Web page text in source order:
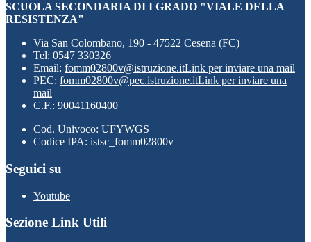
SCUOLA SECONDARIA DI I GRADO "VIALE DELLA
RESISTENZA"
Via San Colombano, 190 - 47522 Cesena (FC)
Tel: 0547 330326
Email: fomm02800v@istruzione.itLink per inviare una mail
PEC: fomm02800v@pec.istruzione.itLink per inviare una
mail
C.F.: 90041160400
Cod. Univoco: UFYWGS
Codice IPA: istsc_fomm02800v
Seguici su
Youtube
Sezione Link Utili